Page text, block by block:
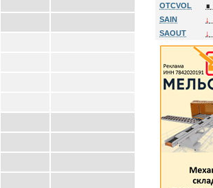
OTCVOL
∎
SAIN
↓
SAOUT
↓